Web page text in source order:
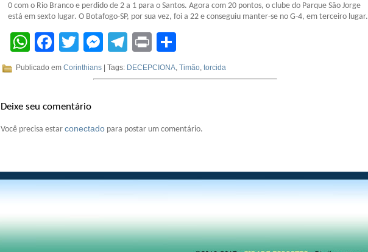
0 com o Rio Branco e perdido de 2 a 1 para o Santos. Agora com 20 pontos, o clube do Parque São Jorge
está em sexto lugar. O Botafogo-SP, por sua vez, foi a 22 e conseguiu manter-se no G-4, em terceiro lugar.
WhatsApp
Facebook
Twitter
Messenger
Telegram
Print
Publicado em Corinthians | Tags: DECEPCIONA Timão torcida
Deixe seu comentário
Você precisa estar conectado para postar um comentário.